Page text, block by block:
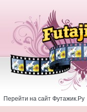
Перейти на сайт Футажик.Ру